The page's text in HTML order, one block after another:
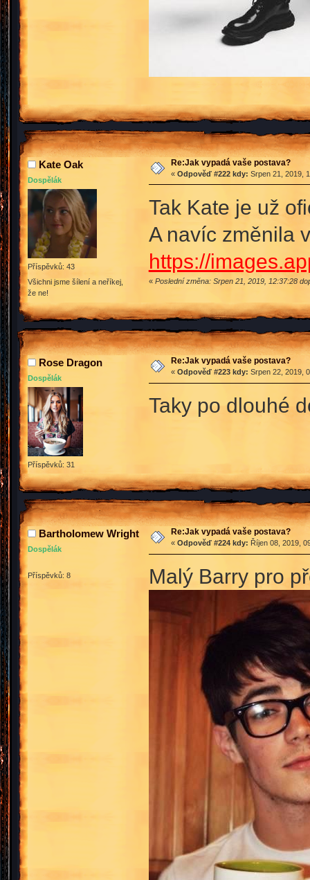
Kate Oak
Dospělák
Příspěvků: 43
Všichni jsme šílení a neříkej,
že ne!
Re:Jak vypadá vaše postava?
« Odpověď #222 kdy: Srpen 21, 2019,
Tak Kate je už
A navíc změnila
https://
« Poslední změna: Srpen 21, 2019, 12:37:28
Rose Dragon
Dospělák
Příspěvků: 31
Re:Jak vypadá vaše postava?
« Odpověď #223 kdy: Srpen 22, 2019,
Taky po dlouhé
Bartholomew Wright
Dospělák
Příspěvků: 8
Re:Jak vypadá vaše postava?
« Odpověď #224 kdy: Říjen 08, 2019,
Malý Barry pro